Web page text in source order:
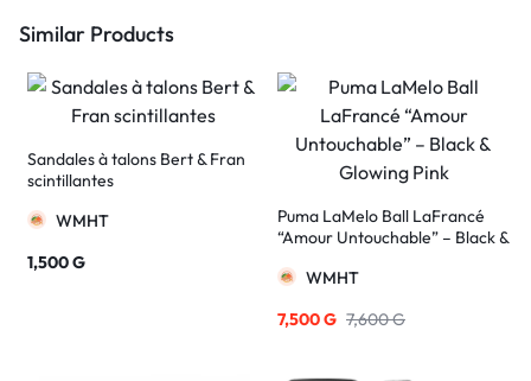
Similar Products
Sandales à talons Bert & Fran
scintillantes
WMHT
1,500G
Puma LaMelo Ball LaFrancé
“Amour Untouchable” – Black &
WMHT
7,500G 7,600G